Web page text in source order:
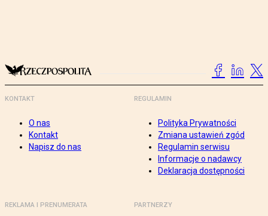
KONTAKT
O nas
Kontakt
Napisz do nas
REGULAMIN
Polityka Prywatności
Zmiana ustawień zgód
Regulamin serwisu
Informacje o nadawcy
Deklaracja dostępności
REKLAMA I PRENUMERATA PARTNERZY